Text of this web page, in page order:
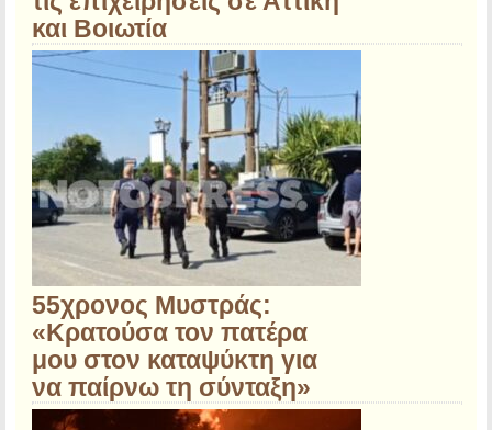
και Βοιωτία
55χρονος Μυστράς:
«Κρατούσα τον πατέρα
μου στον καταψύκτη για
να παίρνω τη σύνταξη»